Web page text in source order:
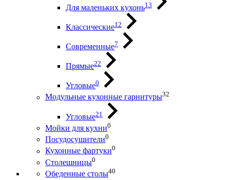
Для маленьких кухонь13
Классические12
Современные7
Прямые22
Угловые0
Модульные кухонные гарнитуры32
Угловые21
Мойки для кухни0
Посудосушители0
Кухонные фартуки0
Столешницы0
Обеденные столы40